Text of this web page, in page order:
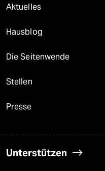
Aktuelles
Hausblog
Die Seitenwende
Stellen
Presse
Unterstützen